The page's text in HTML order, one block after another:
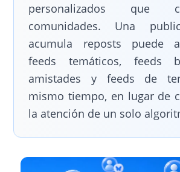
personalizados que
comunidades. Una
acumula reposts puede
feeds temáticos, feeds
amistades y feeds de
mismo tiempo, en lugar de
la atención de un solo